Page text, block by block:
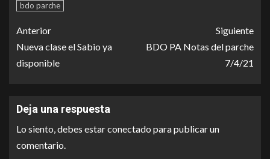
bdo parche
Anterior
Nueva clase el Sabio ya
disponible
Siguiente
BDO PA Notas del parche
7/4/21
Deja una respuesta
Lo siento, debes estarconectado para publicar un
comentario.